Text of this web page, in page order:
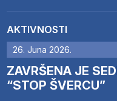
AKTIVNOSTI
26. Juna 2026.
ZAVRŠENA JE
“STOP ŠVERCU”